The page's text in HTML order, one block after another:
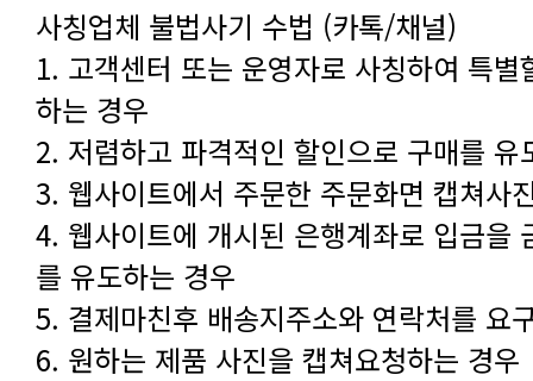
사칭업체 불법사기 수법 (카톡/채널)
하는 경우
2. 저렴하고 파격적인 할인으로 구매를 유
3. 웹사이트에서 주문한 주문화면 캡쳐사
를 유도하는 경우
5. 결제마친후 배송지주소와 연락처를 요
6. 원하는 제품 사진을 캡쳐요청하는 경우